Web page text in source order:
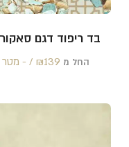
בד ריפוד דגם
החל מ ₪139 /‏‏‎ ‎- מטר